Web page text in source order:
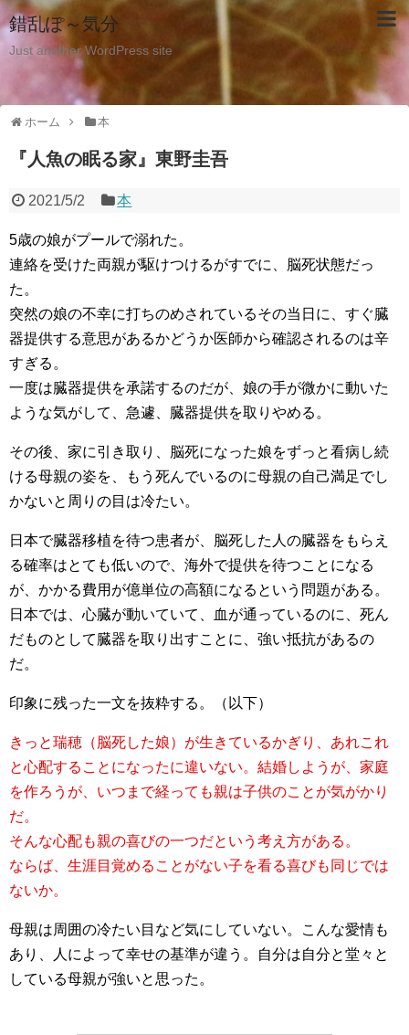
錯乱ぽ～気分
Just another WordPress site
ホーム 本
『人魚の眠る家』東野圭吾
2021/5/2 本
5歳の娘がプールで溺れた。
連絡を受けた両親が駆けつけるがすでに、脳死状態だっ
た。
突然の娘の不幸に打ちのめされているその当日に、すぐ臓
器提供する意思があるかどうか医師から確認されるのは辛
すぎる。
一度は臓器提供を承諾するのだが、娘の手が微かに動いた
ような気がして、急遽、臓器提供を取りやめる。
その後、家に引き取り、脳死になった娘をずっと看病し続
ける母親の姿を、もう死んでいるのに母親の自己満足でし
かないと周りの目は冷たい。
日本で臓器移植を待つ患者が、脳死した人の臓器をもらえ
る確率はとても低いので、海外で提供を待つことになる
が、かかる費用が億単位の高額になるという問題がある。
日本では、心臓が動いていて、血が通っているのに、死ん
だものとして臓器を取り出すことに、強い抵抗があるの
だ。
印象に残った一文を抜粋する。（以下）
きっと瑞穂（脳死した娘）が生きているかぎり、あれこれ
と心配することになったに違いない。結婚しようが、家庭
を作ろうが、いつまで経っても親は子供のことが気がかり
だ。
そんな心配も親の喜びの一つだという考え方がある。
ならば、生涯目覚めることがない子を看る喜びも同じでは
ないか。
母親は周囲の冷たい目など気にしていない。こんな愛情も
あり、人によって幸せの基準が違う。自分は自分と堂々と
している母親が強いと思った。